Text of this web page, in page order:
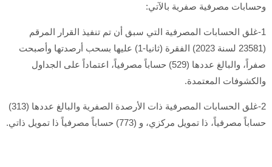
وحسابات مصرفية صفرية بالآتي:
1-غلق الحسابات المصرفية التي سبق أن تم تنفيذ القرار المرقم
(23581 لسنة 2023) الفقرة (ثانيا-1) عليها بسحب أرصدتها وأصبحت
صفراً، والبالغ عددها (529) حساباً مصرفياً، اعتماداً على الجداول
والكشوفات المعتمدة.
2-غلق الحسابات المصرفية ذات الأرصدة الصفرية والبالغ عددها (313)
حساباً مصرفياً، ذا تمويل مركزي، و (773) حساباً مصرفياً ذا تمويل ذاتي.